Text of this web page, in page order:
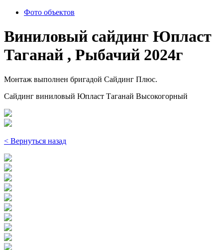
Фото объектов
Виниловый сайдинг Юпласт
Таганай , Рыбачий 2024г
Монтаж выполнен бригадой Сайдинг Плюс.
Сайдинг виниловый Юпласт Таганай Высокогорный
< Вернуться назад